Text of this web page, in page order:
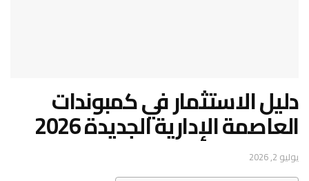
دليل الاستثمار في كمبوندات
العاصمة الإدارية الجديدة 2026
يوليو 2, 2026